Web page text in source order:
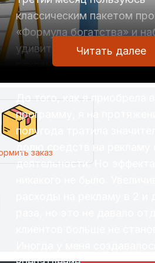
классическим пакетом
«Формула богатства» и
удивительные вещи: без
рекламы резко вырос
клиентов.
До того, как я приобрела
программу, я на
полугода тратила
долю средств на рекламу
деятельности. Но эффекта
Читать далее
заказ